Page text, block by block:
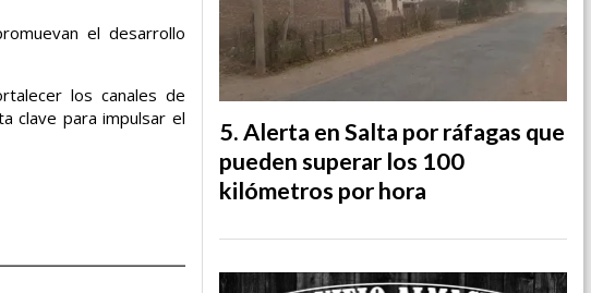
el desarrollo
los canales de
clave para impulsar el
Alerta en Salta por ráfagas que
pueden superar los 100
kilómetros por hora